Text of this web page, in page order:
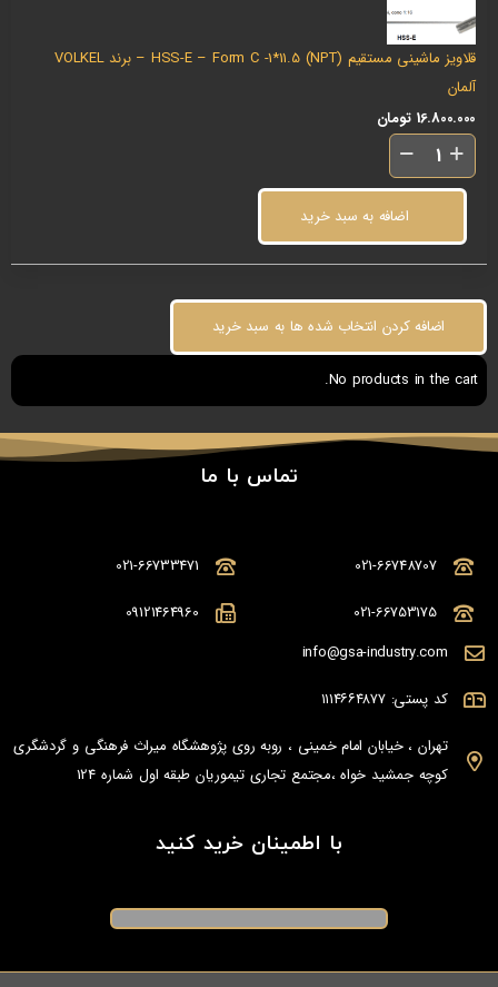
قلاویز ماشینی مستقیم (NPT) HSS-E – Form C -1*11.5 – برند VOLKEL
آلمان
16.800.000 تومان
اضافه به سبد خرید
اضافه کردن انتخاب شده ها به سبد خرید
No products in the cart.
تماس با ما
021-66748707
021-66753175
021-66733471
09121464960
info@gsa-industry.com
کد پستی: ۱۱۱۴۶۶۴۸۷۷
تهران ، خیابان امام خمینی ، روبه روی پژوهشگاه میراث فرهنگی و گردشگری
کوچه جمشید خواه ،مجتمع تجاری تیموریان طبقه اول شماره 124
با اطمینان خرید کنید